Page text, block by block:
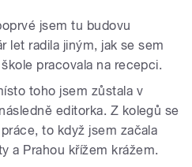
jsem tu budovu
let radila jiným, jak se sem
pracovala na recepci.
toho jsem zůstala v
editorka. Z kolegů se
to když jsem začala
a Prahou křížem krážem.